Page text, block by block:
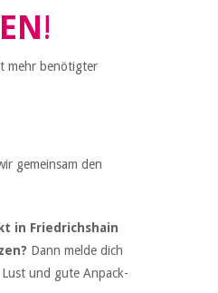
!
mehr benötigter
gemeinsam den
in Friedrichshain
Dann melde dich
und gute Anpack-